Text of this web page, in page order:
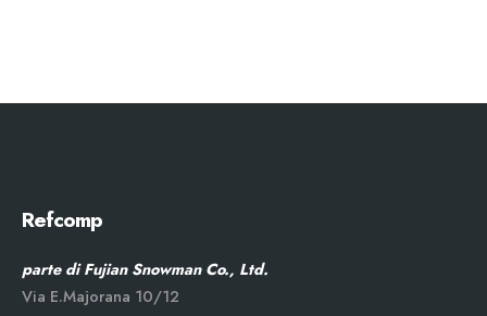
Refcomp
parte di Fujian Snowman Co., Ltd.
Via E.Majorana 10/12